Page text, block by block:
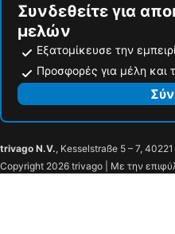
Συνδεθείτε για
μελών
Εξατομίκευσε την
Προσφορές για μέλη και
trivago N.V., Kesselstraße 5 – 7,
Copyright 2026 trivago | Με την